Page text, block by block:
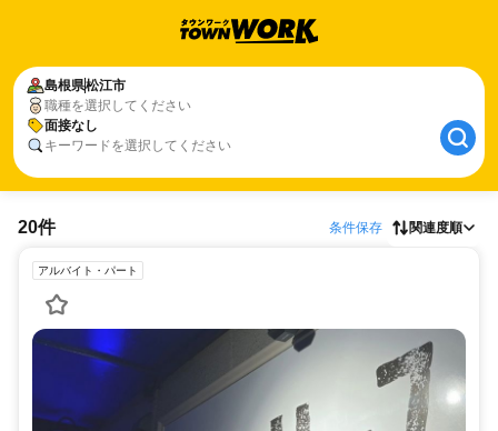
島根県松江市
職種を選択してください
面接なし
キーワードを選択してください
20件 条件保存 関連度順
アルバイト・パート